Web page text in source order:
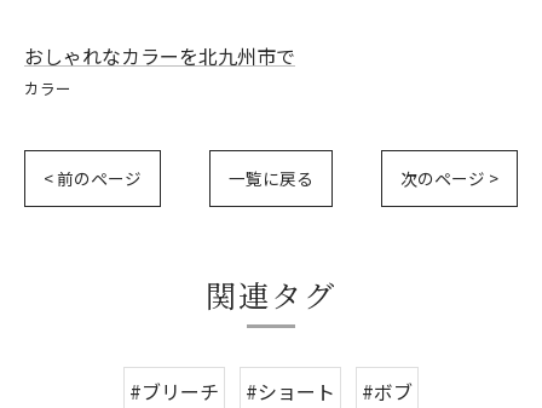
おしゃれなカラーを北九州市で
カラー
< 前のページ 一覧に戻る 次のページ >
関連タグ
#ブリーチ #ショート #ボブ